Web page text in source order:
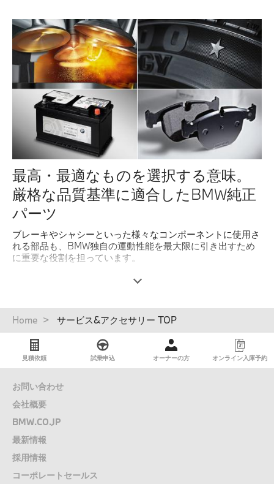
最高・最適なものを選択する意味。
厳格な品質基準に適合したBMW純正
パーツ
ブレーキやシャシーといった様々なコンポーネントに使用さ
れる部品も、BMW独自の運動性能を最大限に引き出すため
に重要な役割を担っています。
BMWは部品作りにも妥協せず、厳格なBMW品質基準に合格
ナミックな性能と快適性、そして安全性を保証します。
BMW純正パーツは、部品交換日より2年間の保証が適用さ
れ、そのモデルの生産終了後も最長15年間は世界中のBMW
サービス拠点からすべての部品が入手できます。BMW正規
までもBMWのステアリングを握る歓びをお愉しみ下さい。
パ
ン
Home サービス&アクセサリー TOP
見積依頼 試乗申込 オーナーの方 オンライン入庫予約
お問い合わせ
会社概要
BMW.CO.JP
最新情報
採用情報
コーポレートセールス